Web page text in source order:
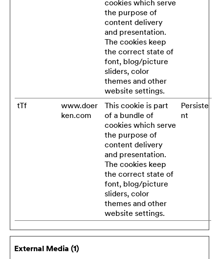
cookies which serve
the purpose of
content delivery
and presentation.
The cookies keep
the correct state of
font, blog/picture
sliders, color
themes and other
website settings.
tTf
www.doer
ken.com
This cookie is part
of a bundle of
cookies which serve
the purpose of
content delivery
and presentation.
The cookies keep
the correct state of
font, blog/picture
sliders, color
themes and other
website settings.
Persiste
nt
External Media (1)